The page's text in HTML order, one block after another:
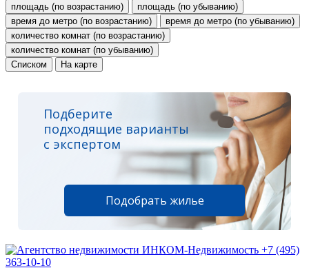
площадь (по возрастанию)
площадь (по убыванию)
время до метро (по возрастанию)
время до метро (по убыванию)
количество комнат (по возрастанию)
количество комнат (по убыванию)
Списком
На карте
Подберите
подходящие варианты
с экспертом
Подобрать жилье
+7 (495)
363-10-10